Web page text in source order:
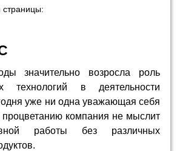
страницы:
значительно возросла роль
технологий в деятельности
уже ни одна уважающая себя
компания не мыслит
работы без различных